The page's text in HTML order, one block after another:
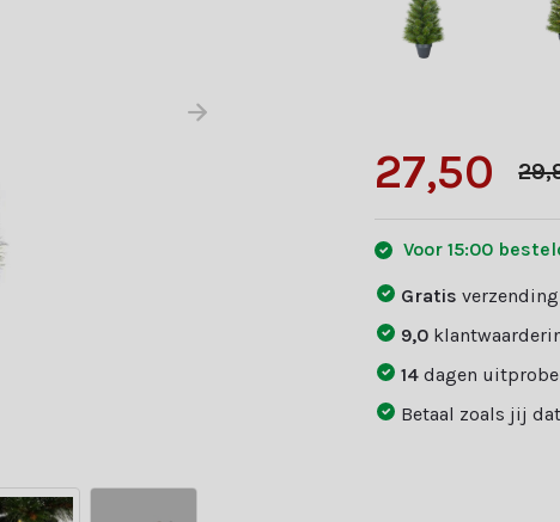
27,50
Voor 15:00
Gratis
9,0
14dagen
Betaal zoals jij